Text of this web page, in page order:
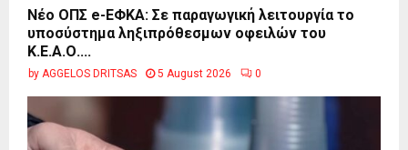
Νέο ΟΠΣ e-ΕΦΚΑ: Σε παραγωγική λειτουργία το
υποσύστημα ληξιπρόθεσμων οφειλών του
Κ.Ε.Α.Ο....
by AGGELOS DRITSAS 5 August 2026 0